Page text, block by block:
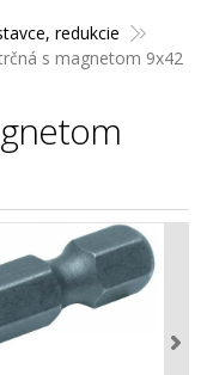
redukcie
s magnetom 9x42